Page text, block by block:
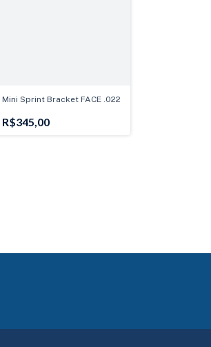
Mini Sprint Bracket FACE .022
R$345,00